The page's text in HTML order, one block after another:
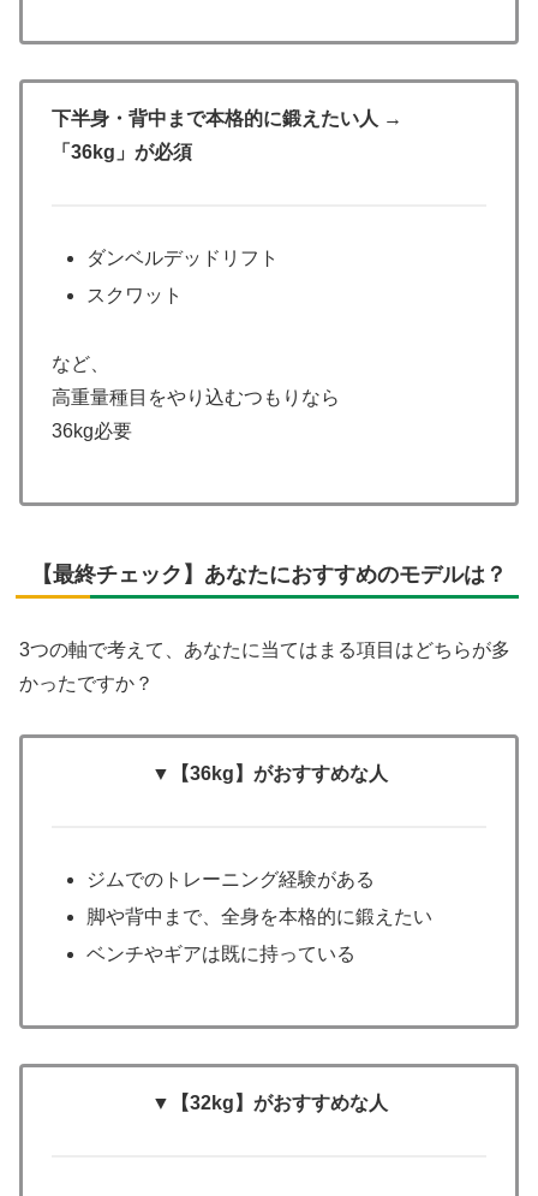
下半身・背中まで本格的に鍛えたい人 →
「36kg」が必須
ダンベルデッドリフト
スクワット
など、
高重量種目をやり込むつもりなら
36kg必要
【最終チェック】あなたにおすすめのモデルは？
3つの軸で考えて、あなたに当てはまる項目はどちらが多
かったですか？
▼【36kg】がおすすめな人
ジムでのトレーニング経験がある
脚や背中まで、全身を本格的に鍛えたい
ベンチやギアは既に持っている
▼【32kg】がおすすめな人